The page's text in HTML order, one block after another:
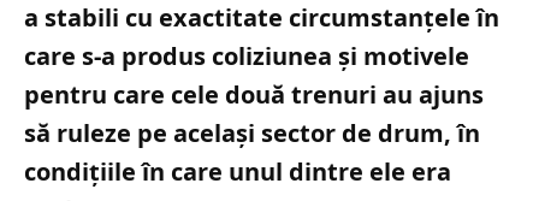
a stabili cu exactitate circumstanțele în
care s-a produs coliziunea și motivele
pentru care cele două trenuri au ajuns
să ruleze pe același sector de drum, în
condițiile în care unul dintre ele era